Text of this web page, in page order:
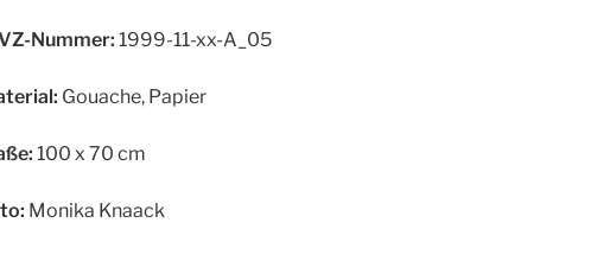
Nummer: 1999-11-xx-A_05
Gouache, Papier
100 x 70 cm
Monika Knaack